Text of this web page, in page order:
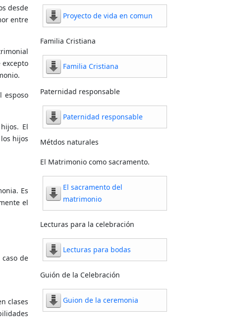
desde
entre
esposo
El
hijos
Es
el
de
clases
Proyecto de vida en comun
Familia Cristiana
Familia Cristiana
Paternidad responsable
Paternidad responsable
Métdos naturales
El Matrimonio como sacramento.
El sacramento del
matrimonio
Lecturas para la celebración
Lecturas para bodas
Guión de la Celebración
Guion de la ceremonia